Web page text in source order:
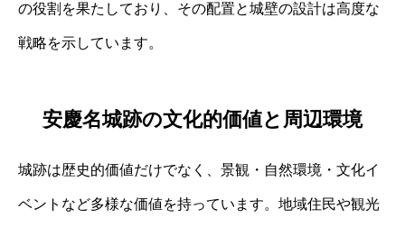
の役割を果たしており、その配置と城壁の設計は高度な
戦略を示しています。
安慶名城跡の文化的価値と周辺環境
城跡は歴史的価値だけでなく、景観・自然環境・文化イ
ベントなど多様な価値を持っています。地域住民や観光